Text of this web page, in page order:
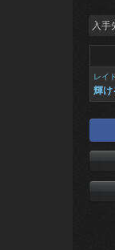
入手
レイ
輝け